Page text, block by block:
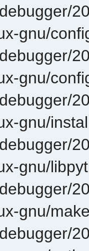
gnu/
gnu/
gnu/
gnu/
gnu/